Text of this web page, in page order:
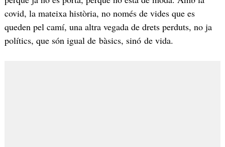
covid, la mateixa història, no només de vides que es
queden pel camí, una altra vegada de drets perduts, no ja
polítics, que són igual de bàsics, sinó de vida.